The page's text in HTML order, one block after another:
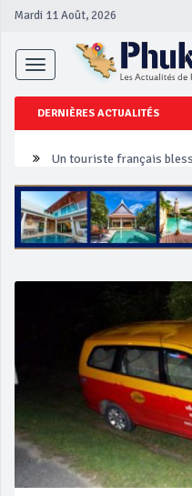
Mardi 11 Août, 2026
Toggle
navigation
DERNIÈRES ACTUALITÉS
Phuket Peranakan
‘Phuket Eye’ assurera
Campagne de sécurité